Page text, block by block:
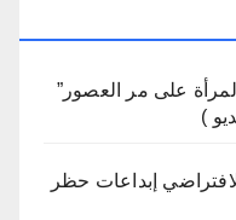
على مر العصور”
)
إبداعات حظر